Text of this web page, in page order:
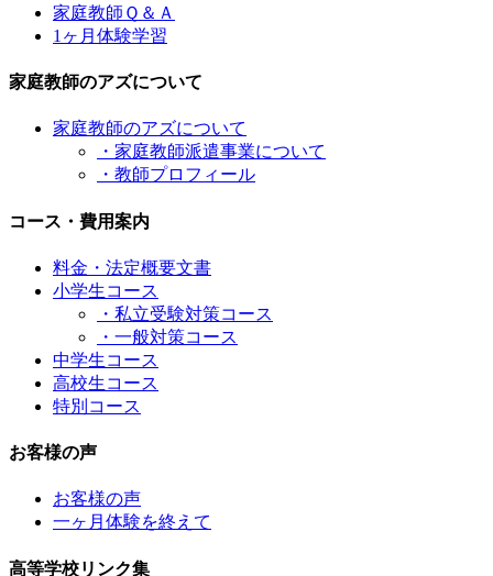
家庭教師Ｑ＆Ａ
1ヶ月体験学習
家庭教師のアズについて
家庭教師のアズについて
・家庭教師派遣事業について
・教師プロフィール
コース・費用案内
料金・法定概要文書
小学生コース
・私立受験対策コース
・一般対策コース
中学生コース
高校生コース
特別コース
お客様の声
お客様の声
一ヶ月体験を終えて
高等学校リンク集